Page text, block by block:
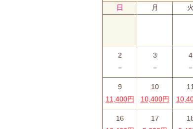
日 月 火
2
－
3
－
4
－
9
11,400円
10
10,400円
11
16
17